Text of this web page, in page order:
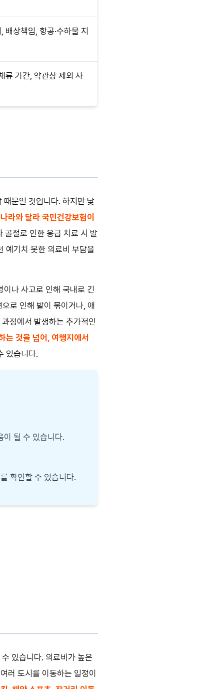
배상책임, 항공·수하물 지
류 기간, 약관상 제외 사
때문일 것입니다. 하지만 낯
라와 달라 국민건강보험이
골절로 인한 응급 치료 시 발
예기치 못한 의료비 부담을
나 사고로 인해 국내로 긴
로 인해 발이 묶이거나, 애
정에서 발생하는 추가적인
는 것을 넘어, 여행지에서
있습니다.
이 될 수 있습니다.
확인할 수 있습니다.
있습니다. 의료비가 높은
러 도시를 이동하는 일정이